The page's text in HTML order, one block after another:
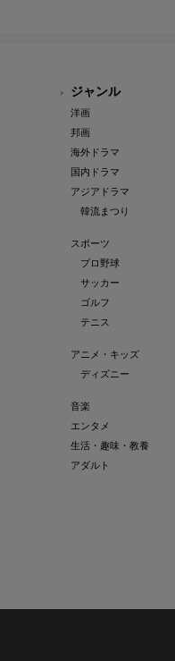
ジャンル
洋画
邦画
海外ドラマ
国内ドラマ
アジアドラマ
韓流まつり
スポーツ
プロ野球
サッカー
ゴルフ
テニス
アニメ・キッズ
ディズニー
音楽
エンタメ
生活・趣味・教養
アダルト